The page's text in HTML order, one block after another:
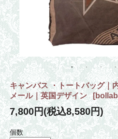
キャンバス ・トートバッグ｜
メール｜英国デザイン[
7,800円(税込8,580円)
個数